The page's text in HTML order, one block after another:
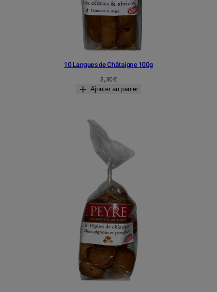
10 Langues de Châtaigne 100g
3,30€
Ajouter au panier